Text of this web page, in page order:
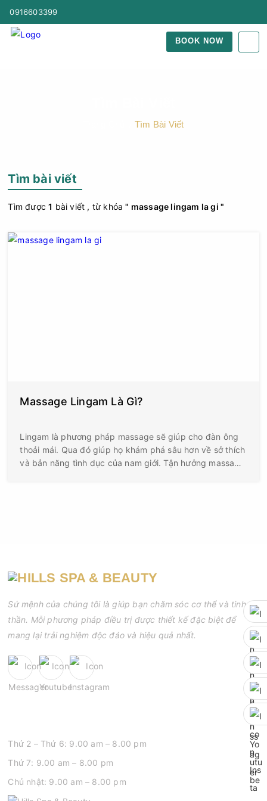
0916603399
BOOK NOW
Tìm Bài Viết
Tìm bài viết
Tìm được1 bài viết , từ khóa" massage lingam la gi "
Massage Lingam Là Gì?
Lingam là phương pháp massage sẽ giúp cho đàn ông
thoải mái. Qua đó giúp họ khám phá sâu hơn về sở thích
và bản năng tình dục của nam giới. Tận hưởng massage
Sứ mệnh của chúng tôi là giúp bạn chăm sóc cơ thể và tinh
thần. Mỗi phương pháp điều trị được thiết kế đặc biệt để
mang lại trải nghiệm độc đáo và hiệu quả nhất.
Thứ 2 – Thứ 6: 9.00 am – 8.00 pm
Thứ 7: 9.00 am – 8.00 pm
Chủ nhật: 9.00 am – 8.00 pm